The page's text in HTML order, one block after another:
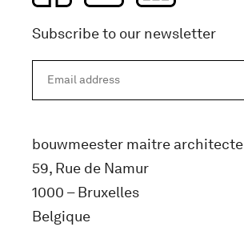
Subscribe to our newsletter
bouwmeester maitre architecte
59, Rue de Namur
1000 – Bruxelles
Belgique